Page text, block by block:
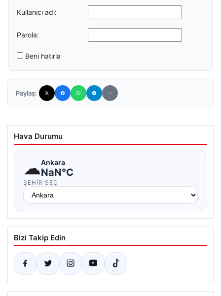
Kullanıcı adı:
Parola:
Beni hatırla
Paylaş:
Hava Durumu
☁Ankara
NaN°C
ŞEHIR SEÇ
Bizi Takip Edin